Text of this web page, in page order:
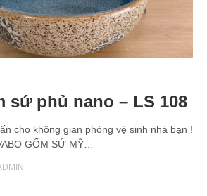
sứ phủ nano – LS 108
cho không gian phòng vệ sinh nhà bạn !
GỐM SỨ MỸ…